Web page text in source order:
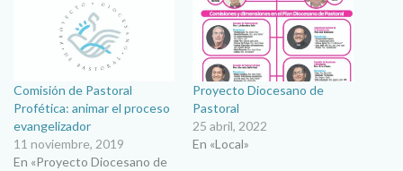
Comisión de Pastoral
Profética: animar el proceso
evangelizador
11 noviembre, 2019
En «Proyecto Diocesano de
Proyecto Diocesano de
Pastoral
25 abril, 2022
En «Local»